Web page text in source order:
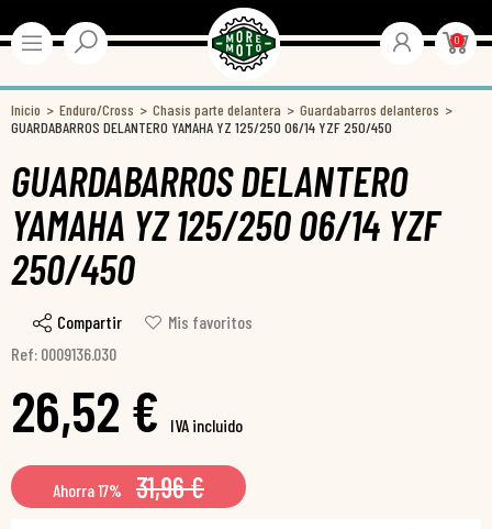
0
Inicio Enduro/Cross Chasis parte delantera
Guardabarros delanteros
GUARDABARROS DELANTERO YAMAHA YZ 125/250 06/14 YZF 250/450
GUARDABARROS DELANTERO
YAMAHA YZ 125/250 06/14 YZF
250/450
Compartir
Mis favoritos
Ref: 0009136.030
26,52 € IVA incluido
Ahorra 17% 31,96 €